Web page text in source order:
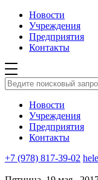
Новости
Учреждения
Предприятия
Контакты
Новости
Учреждения
Предприятия
Контакты
+7 (978) 817-39-02